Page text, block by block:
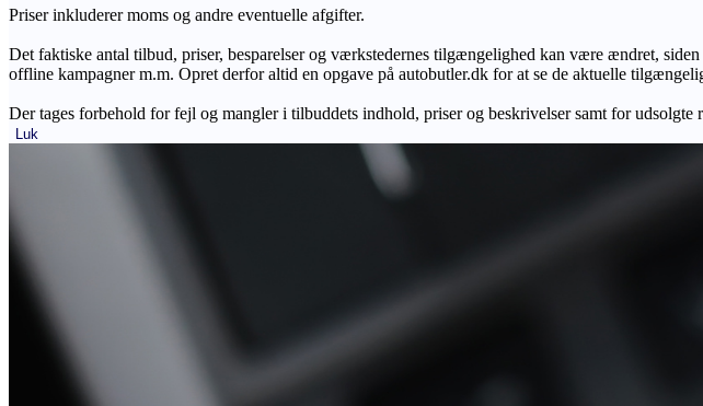
Priser inkluderer moms og andre eventuelle afgifter.
Det faktiske antal tilbud, priser, besparelser og værkstedernes tilgængelighed kan være ændret,
offline kampagner m.m. Opret derfor altid en opgave på autobutler.dk for at se de aktuelle
Der tages forbehold for fejl og mangler i tilbuddets indhold, priser og beskrivelser samt for udsolgte
Luk